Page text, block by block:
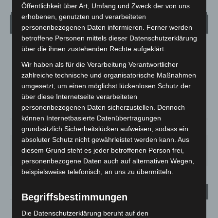
Wetter
LANGENHAGEN
Überwiegend Bewölkt
23.5°C 24.5°
53% 1.3m/s 72%
27° 25° 26° 30 ° 34
Öffentlichkeit über Art, Umfang und Zweck der von uns
erhobenen, genutzten und verarbeiteten
personenbezogenen Daten informieren. Ferner werden
betroffene Personen mittels dieser Datenschutzerklärung
über die ihnen zustehenden Rechte aufgeklärt.
Wir haben als für die Verarbeitung Verantwortlicher
zahlreiche technische und organisatorische Maßnahmen
umgesetzt, um einen möglichst lückenlosen Schutz der
über diese Internetseite verarbeiteten
personenbezogenen Daten sicherzustellen. Dennoch
können Internetbasierte Datenübertragungen
grundsätzlich Sicherheitslücken aufweisen, sodass ein
absoluter Schutz nicht gewährleistet werden kann. Aus
diesem Grund steht es jeder betroffenen Person frei,
personenbezogene Daten auch auf alternativen Wegen,
beispielsweise telefonisch, an uns zu übermitteln.
Begriffsbestimmungen
Die Datenschutzerklärung beruht auf den